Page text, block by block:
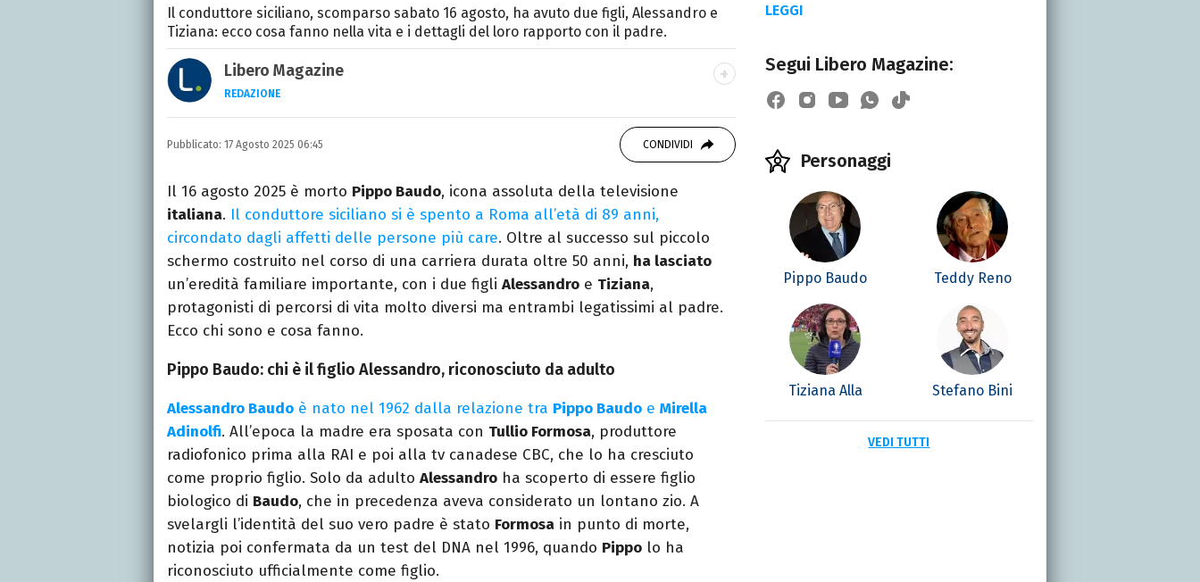
Il conduttore siciliano, scomparso sabato 16 agosto, ha avuto due figli, Alessandro e
Tiziana: ecco cosa fanno nella vita e i dettagli del loro rapporto con il padre.
Libero Magazine
REDAZIONE
E-MAIL
INSTAGRAM FACEBOOK
Libero Magazine è il canale del portale Libero.it dedicato al mondo
Pubblicato: 17 Agosto 2025 06:45 CONDIVIDI
Il 16 agosto 2025 è morto Pippo Baudo, icona assoluta della televisione
italiana. Il conduttore siciliano si è spento a Roma all’età di 89 anni,
circondato dagli affetti delle persone più care. Oltre al successo sul piccolo
schermo costruito nel corso di una carriera durata oltre 50 anni, ha lasciato
un’eredità familiare importante, con i due figli Alessandro e Tiziana,
protagonisti di percorsi di vita molto diversi ma entrambi legatissimi al padre.
Ecco chi sono e cosa fanno.
Pippo Baudo: chi è il figlio Alessandro, riconosciuto da adulto
Alessandro Baudo è nato nel 1962 dalla relazione tra Pippo Baudo e Mirella
Adinolfi. All’epoca la madre era sposata con Tullio Formosa, produttore
radiofonico prima alla RAI e poi alla tv canadese CBC, che lo ha cresciuto
come proprio figlio. Solo da adulto Alessandro ha scoperto di essere figlio
biologico di Baudo, che in precedenza aveva considerato un lontano zio. A
svelargli l’identità del suo vero padre è stato Formosa in punto di morte,
notizia poi confermata da un test del DNA nel 1996, quando Pippo lo ha
riconosciuto ufficialmente come figlio.
LEGGI
Segui Libero Magazine:
Personaggi
Pippo Baudo Teddy Reno
Tiziana Alla Stefano Bini
VEDI TUTTI